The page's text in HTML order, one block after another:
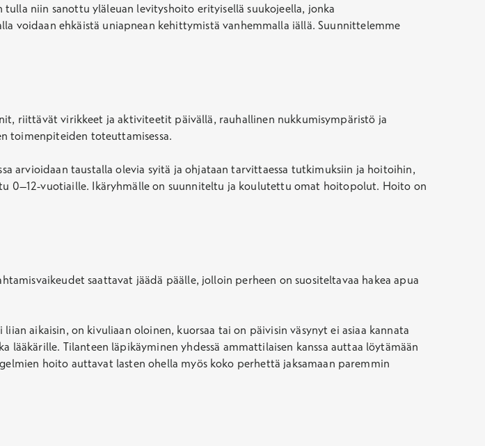
niin sanottu yläleuan levityshoito erityisellä suukojeella, jonka
voidaan ehkäistä uniapnean kehittymistä vanhemmalla iällä. Suunnittelemme
riittävät virikkeet ja aktiviteetit päivällä, rauhallinen nukkumisympäristö ja
toimenpiteiden toteuttamisessa.
arvioidaan taustalla olevia syitä ja ohjataan tarvittaessa tutkimuksiin ja hoitoihin,
0–12-vuotiaille. Ikäryhmälle on suunniteltu ja koulutettu omat hoitopolut. Hoito on
saattavat jäädä päälle, jolloin perheen on suositeltavaa hakea apua
aikaisin, on kivuliaan oloinen, kuorsaa tai on päivisin väsynyt ei asiaa kannata
lääkärille. Tilanteen läpikäyminen yhdessä ammattilaisen kanssa auttaa löytämään
hoito auttavat lasten ohella myös koko perhettä jaksamaan paremmin